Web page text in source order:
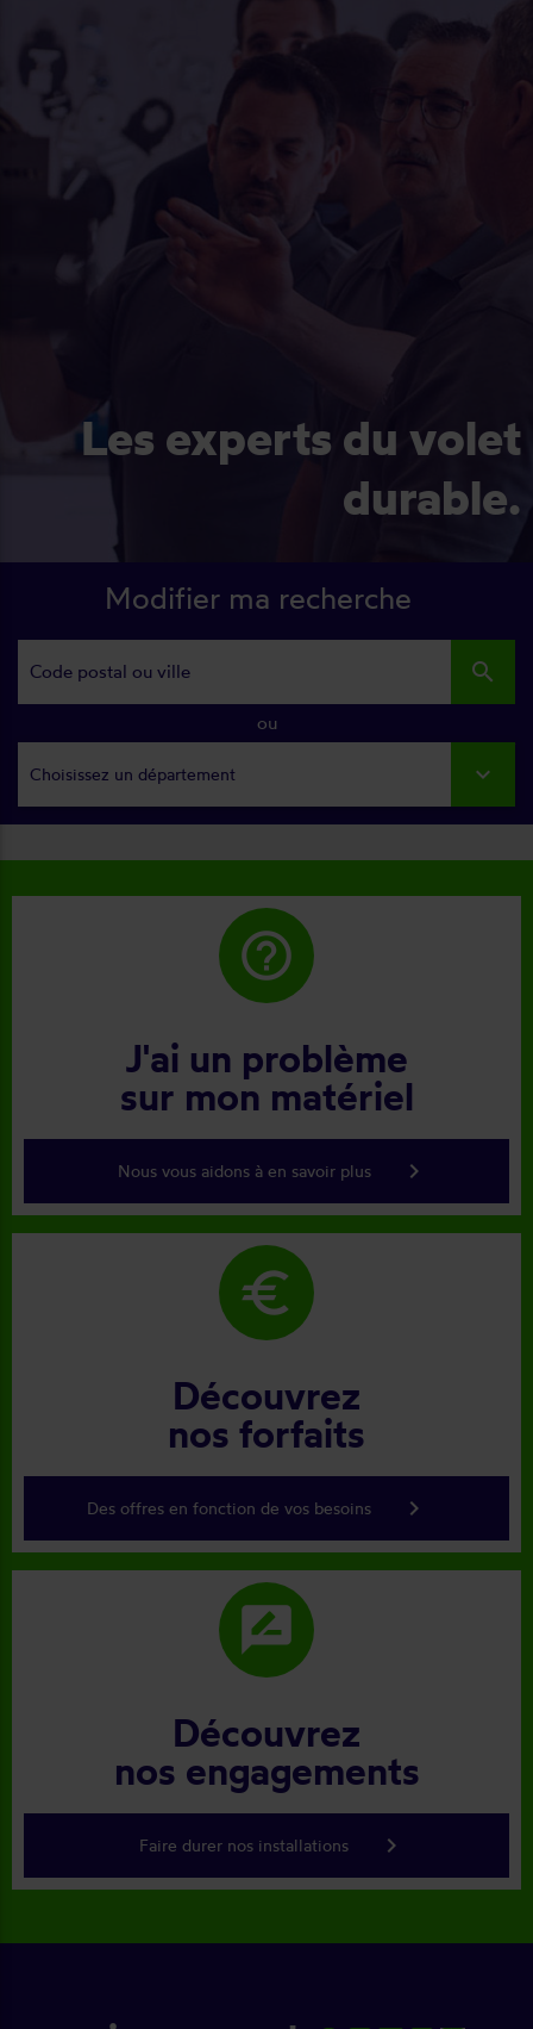
Les experts du volet
durable.
Modifier ma recherche
search
ou
Choisissez un département
help_outline
J'ai un problème
sur mon matériel
Nous vous aidons à en savoir plus keyboard_arrow_right
euro
Découvrez
nos forfaits
Des offres en fonction de vos besoins keyboard_arrow_right
rate_review
Découvrez
nos engagements
Faire durer nos installations keyboard_arrow_right